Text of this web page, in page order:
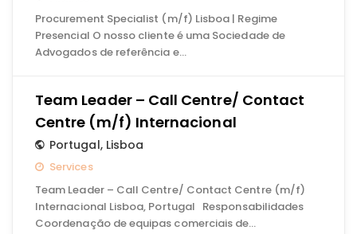
Procurement Specialist (m/f) Lisboa | Regime
Presencial O nosso cliente é uma Sociedade de
Advogados de referência e…
Team Leader – Call Centre/ Contact
Centre (m/f) Internacional
Portugal, Lisboa
Services
Team Leader – Call Centre/ Contact Centre (m/f)
Internacional Lisboa, Portugal Responsabilidades
Coordenação de equipas comerciais de…